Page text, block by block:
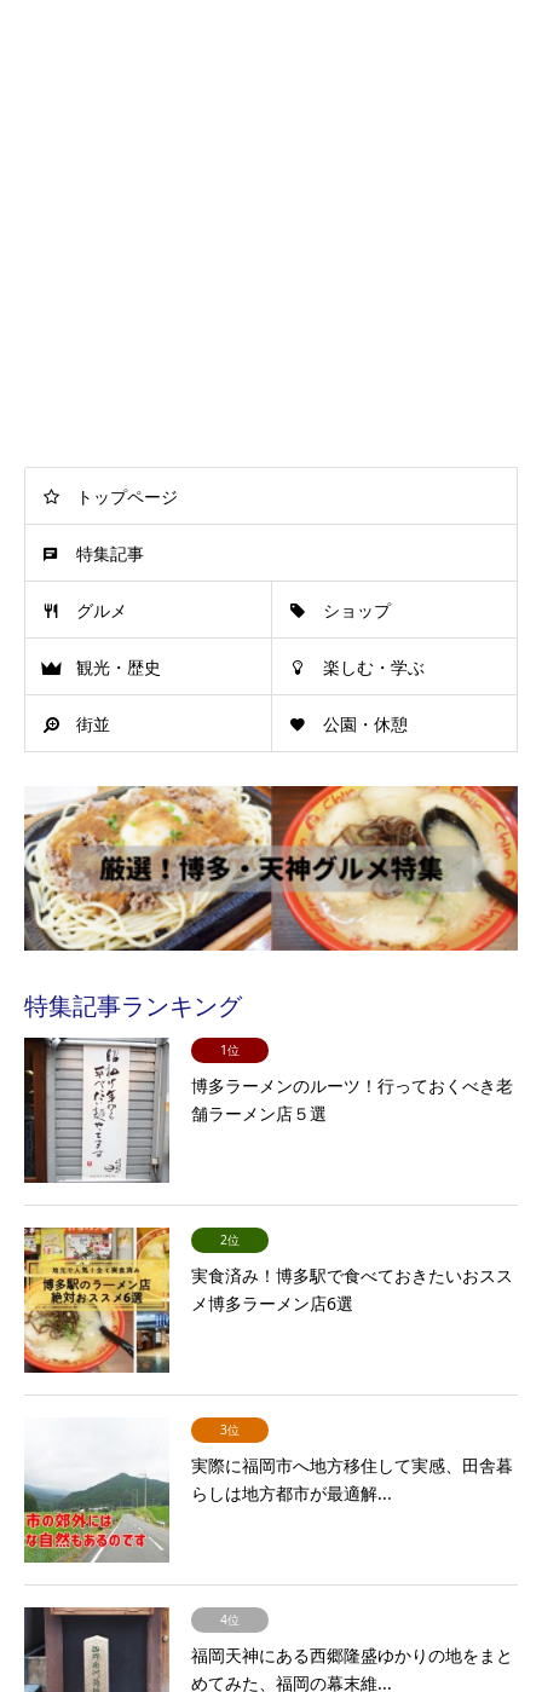
トップページ
特集記事
グルメ ショップ
観光・歴史 楽しむ・学ぶ
街並 公園・休憩
特集記事ランキング
1位
博多ラーメンのルーツ！行っておくべき老
舗ラーメン店５選
2位
実食済み！博多駅で食べておきたいおスス
メ博多ラーメン店6選
3位
実際に福岡市へ地方移住して実感、田舎暮
らしは地方都市が最適解...
4位
福岡天神にある西郷隆盛ゆかりの地をまと
めてみた、福岡の幕末維...